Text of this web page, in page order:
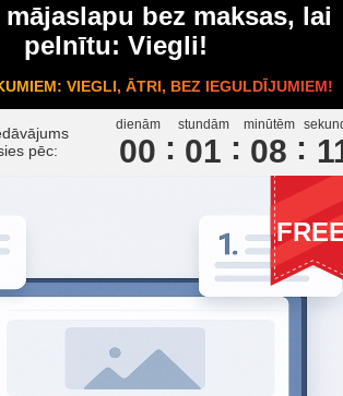
bez maksas, lai
pelnītu: Viegli!
VIEGLI, ĀTRI, BEZ IEGULDĪJUMIEM!
pēc:
dienām
00
stundām
01
minūtēm
08 1